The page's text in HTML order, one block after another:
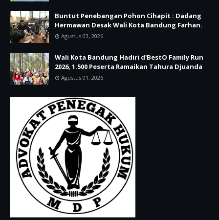
Buntut Penebangan Pohon Cihapit : Dadang
Hermawan Desak Wali Kota Bandung Farhan.
Agustus 03, 2026
Wali Kota Bandung Hadiri d'BestO Family Run
2026, 1.500 Peserta Ramaikan Tahura Djuanda
Agustus 01, 2026